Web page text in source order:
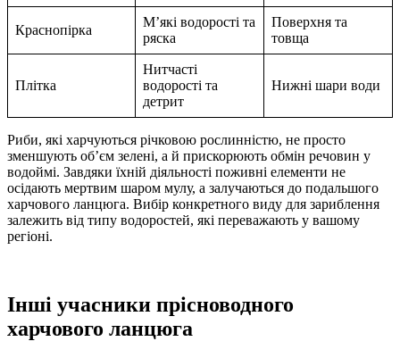
Краснопірка
М’які водорості та
ряска
Поверхня та
товща
Плітка
Нитчасті
водорості та
детрит
Нижні шари води
Риби, які харчуються річковою рослинністю, не просто
зменшують об’єм зелені, а й прискорюють обмін речовин у
водоймі. Завдяки їхній діяльності поживні елементи не
осідають мертвим шаром мулу, а залучаються до подальшого
харчового ланцюга. Вибір конкретного виду для зариблення
залежить від типу водоростей, які переважають у вашому
регіоні.
Інші учасники прісноводного
харчового ланцюга